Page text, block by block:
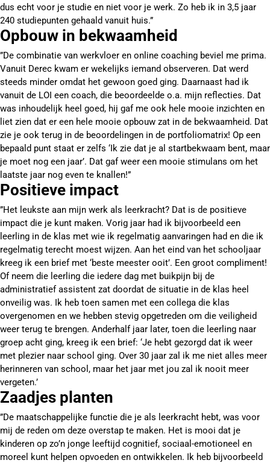
dus echt voor je studie en niet voor je werk. Zo heb ik in 3,5 jaar
240 studiepunten gehaald vanuit huis.”
Opbouw in bekwaamheid
”De combinatie van werkvloer en online coaching beviel me prima.
Vanuit Derec kwam er wekelijks iemand observeren. Dat werd
steeds minder omdat het gewoon goed ging. Daarnaast had ik
vanuit de LOI een coach, die beoordeelde o.a. mijn reflecties. Dat
was inhoudelijk heel goed, hij gaf me ook hele mooie inzichten en
liet zien dat er een hele mooie opbouw zat in de bekwaamheid. Dat
zie je ook terug in de beoordelingen in de portfoliomatrix! Op een
bepaald punt staat er zelfs ‘Ik zie dat je al startbekwaam bent, maar
je moet nog een jaar’. Dat gaf weer een mooie stimulans om het
laatste jaar nog even te knallen!”
Positieve impact
”Het leukste aan mijn werk als leerkracht? Dat is de positieve
impact die je kunt maken. Vorig jaar had ik bijvoorbeeld een
leerling in de klas met wie ik regelmatig aanvaringen had en die ik
regelmatig terecht moest wijzen. Aan het eind van het schooljaar
kreeg ik een brief met ‘beste meester ooit’. Een groot compliment!
Of neem die leerling die iedere dag met buikpijn bij de
administratief assistent zat doordat de situatie in de klas heel
onveilig was. Ik heb toen samen met een collega die klas
overgenomen en we hebben stevig opgetreden om die veiligheid
weer terug te brengen. Anderhalf jaar later, toen die leerling naar
groep acht ging, kreeg ik een brief: ‘Je hebt gezorgd dat ik weer
met plezier naar school ging. Over 30 jaar zal ik me niet alles meer
herinneren van school, maar het jaar met jou zal ik nooit meer
vergeten.’
Zaadjes planten
”De maatschappelijke functie die je als leerkracht hebt, was voor
mij de reden om deze overstap te maken. Het is mooi dat je
kinderen op zo’n jonge leeftijd cognitief, sociaal-emotioneel en
moreel kunt helpen opvoeden en ontwikkelen. Ik heb bijvoorbeeld